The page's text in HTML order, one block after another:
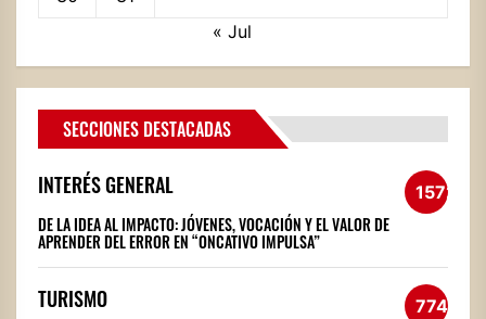
« Jul
SECCIONES DESTACADAS
INTERÉS GENERAL 1572
DE LA IDEA AL IMPACTO: JÓVENES, VOCACIÓN Y EL VALOR DE
APRENDER DEL ERROR EN “ONCATIVO IMPULSA”
TURISMO 774